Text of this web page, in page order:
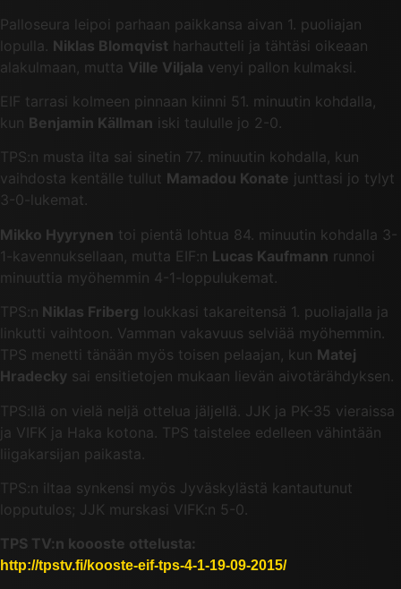
Palloseura leipoi parhaan paikkansa aivan 1. puoliajan
lopulla. Niklas Blomqvist harhautteli ja tähtäsi oikeaan
alakulmaan, mutta Ville Viljala venyi pallon kulmaksi.
EIF tarrasi kolmeen pinnaan kiinni 51. minuutin kohdalla,
kun Benjamin Källman iski taululle jo 2-0.
TPS:n musta ilta sai sinetin 77. minuutin kohdalla, kun
vaihdosta kentälle tullut Mamadou Konate junttasi jo tylyt
3-0-lukemat.
Mikko Hyyrynen toi pientä lohtua 84. minuutin kohdalla 3-
1-kavennuksellaan, mutta EIF:n Lucas Kaufmann runnoi
minuuttia myöhemmin 4-1-loppulukemat.
TPS:n Niklas Friberg loukkasi takareitensä 1. puoliajalla ja
linkutti vaihtoon. Vamman vakavuus selviää myöhemmin.
TPS menetti tänään myös toisen pelaajan, kun Matej
Hradecky sai ensitietojen mukaan lievän aivotärähdyksen.
TPS:llä on vielä neljä ottelua jäljellä. JJK ja PK-35 vieraissa
ja VIFK ja Haka kotona. TPS taistelee edelleen vähintään
liigakarsijan paikasta.
TPS:n iltaa synkensi myös Jyväskylästä kantautunut
lopputulos; JJK murskasi VIFK:n 5-0.
TPS TV:n koooste ottelusta:
http://tpstv.fi/kooste-eif-tps-4-1-19-09-2015/